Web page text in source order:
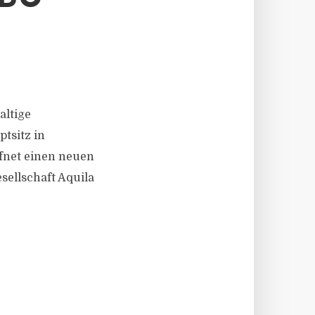
in
einen neuen
Aquila